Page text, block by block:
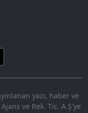
yazı, haber ve
ve Rek. Tic. A.Ş'ye